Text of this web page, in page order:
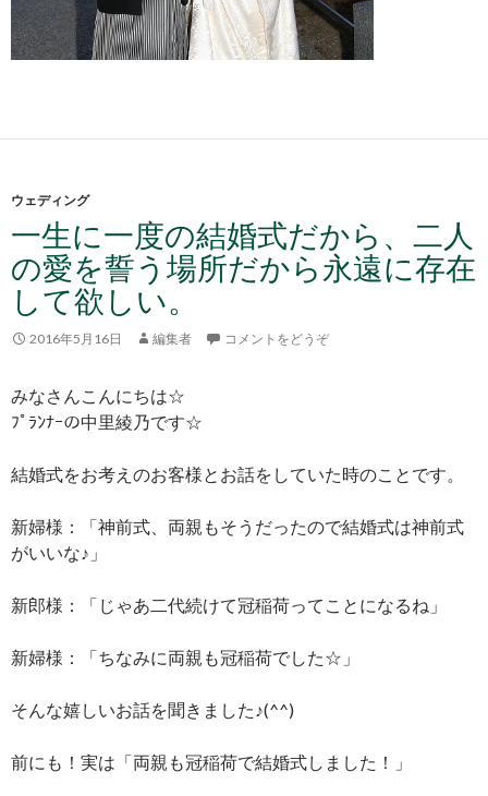
ウェディング
一生に一度の結婚式だから、二人
の愛を誓う場所だから永遠に存在
して欲しい。
2016年5月16日 編集者 コメントをどうぞ
みなさんこんにちは☆
ﾌﾟﾗﾝﾅｰの中里綾乃です☆
結婚式をお考えのお客様とお話をしていた時のことです。
新婦様：「神前式、両親もそうだったので結婚式は神前式
がいいな♪」
新郎様：「じゃあ二代続けて冠稲荷ってことになるね」
新婦様：「ちなみに両親も冠稲荷でした☆」
そんな嬉しいお話を聞きました♪(^^)
前にも！実は「両親も冠稲荷で結婚式しました！」